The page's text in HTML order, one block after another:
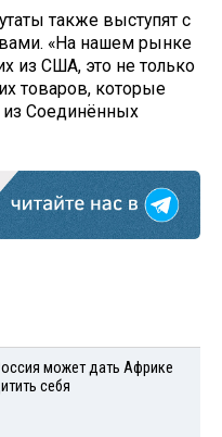
также выступят с
«На нашем рынке
из США, это не только
товаров, которые
из Соединённых
может дать Африке
себя